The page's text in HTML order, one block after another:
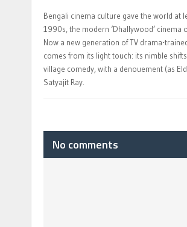
Bengali cinema culture gave the world at
1990s, the modern ‘Dhallywood’ cinema
Now a new generation of TV drama-
comes from its light touch: its nimble
village comedy, with a denouement (as
Satyajit Ray.
No comments